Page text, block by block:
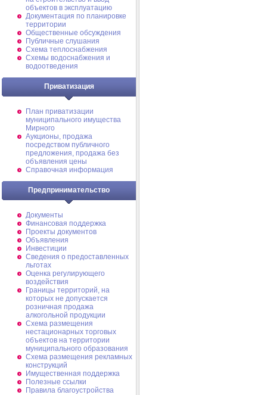
объектов в эксплуатацию
Документация по планировке
территории
Общественные обсуждения
Публичные слушания
Схема теплоснабжения
Схемы водоснабжения и
водоотведения
Приватизация
План приватизации
муниципального имущества
Мирного
Аукционы, продажа
посредством публичного
предложения, продажа без
объявления цены
Справочная информация
Предпринимательство
Документы
Финансовая поддержка
Проекты документов
Объявления
Инвестиции
Сведения о предоставленных
льготах
Оценка регулирующего
воздействия
Границы территорий, на
которых не допускается
розничная продажа
алкогольной продукции
Схема размещения
нестационарных торговых
объектов на территории
муниципального образования
Схема размещения рекламных
конструкций
Имущественная поддержка
Полезные ссылки
Правила благоустройства